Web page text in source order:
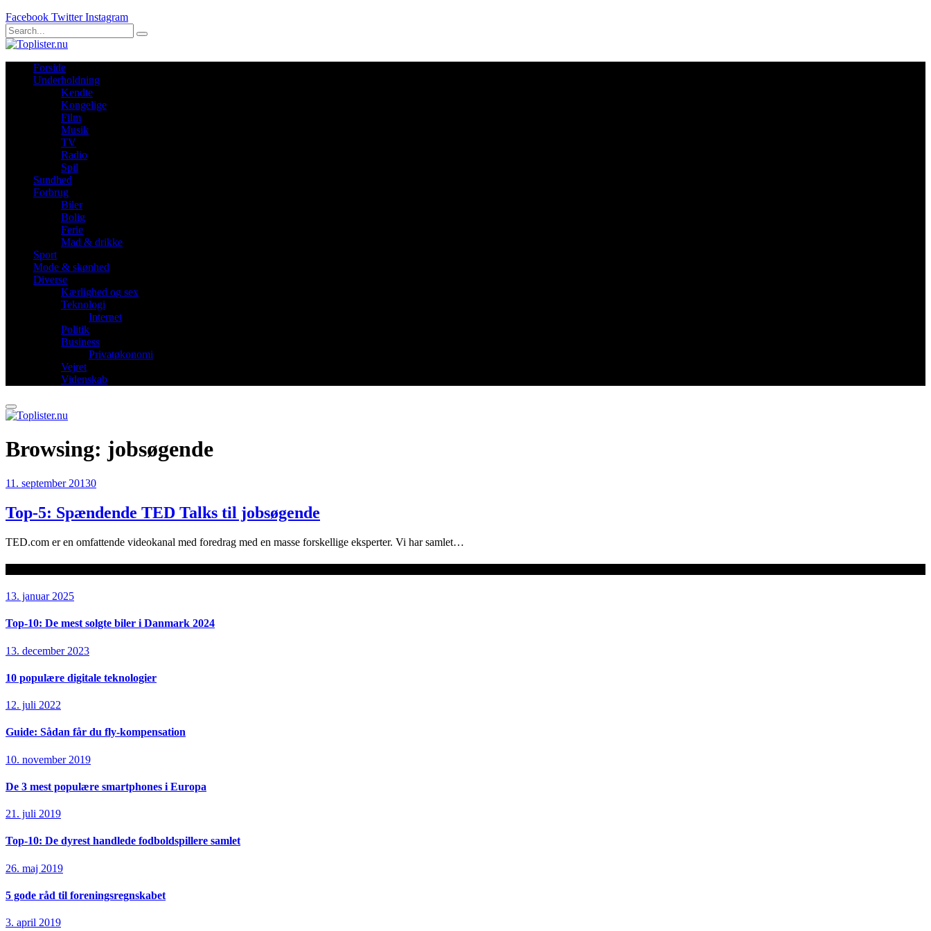
Facebook Twitter Instagram
Forside
Underholdning
Kendte
Kongelige
Film
Musik
TV
Radio
Spil
Sundhed
Forbrug
Biler
Bolig
Ferie
Mad & drikke
Sport
Mode & skønhed
Diverse
Kærlighed og sex
Teknologi
Internet
Politik
Business
Privatøkonomi
Vejret
Videnskab
Browsing: jobsøgende
11. september 20130
Top-5: Spændende TED Talks til jobsøgende
TED.com er en omfattende videokanal med foredrag med en masse forskellige eksperter. Vi har samlet…
13. januar 2025
Top-10: De mest solgte biler i Danmark 2024
13. december 2023
10 populære digitale teknologier
12. juli 2022
Guide: Sådan får du fly-kompensation
10. november 2019
De 3 mest populære smartphones i Europa
21. juli 2019
Top-10: De dyrest handlede fodboldspillere samlet
26. maj 2019
5 gode råd til foreningsregnskabet
3. april 2019